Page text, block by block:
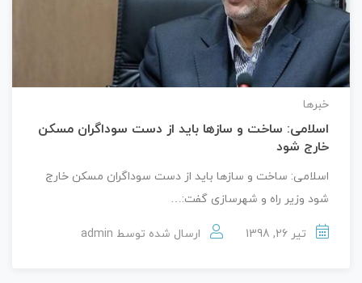
خبرها
اسلامی: ساخت و سازها باید از دست سوداگران مسکن
خارج شود
اسلامی: ساخت و سازها باید از دست سوداگران مسکن خارج
شود وزیر راه و شهرسازی گفت:…
تیر 26, 1398 ارسال شده توسط admin